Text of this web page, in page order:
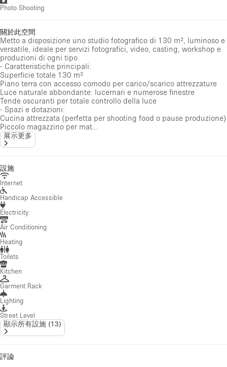
Photo Shooting
關於此空間
Metto a disposizione uno studio fotografico di 130 m², luminoso e
versatile, ideale per servizi fotografici, video, casting, workshop e
produzioni di ogni tipo.
- Caratteristiche principali:
Superficie totale 130 m²
Piano terra con accesso comodo per carico/scarico attrezzature
Luce naturale abbondante: lucernari e numerose finestre
Tende oscuranti per totale controllo della luce
- Spazi e dotazioni:
Cucina attrezzata (perfetta per shooting food o pause produzione)
Piccolo magazzino per mat...
展示更多
設施
Internet
Handicap Accessible
Electricity
Air Conditioning
Heating
Toilets
Kitchen
Garment Rack
Lighting
Street Level
顯示所有設施 (13)
評論